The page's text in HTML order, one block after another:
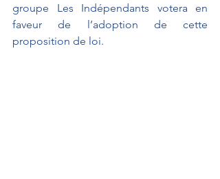
groupe Les Indépendants votera en
faveur de l’adoption de cette
proposition de loi.